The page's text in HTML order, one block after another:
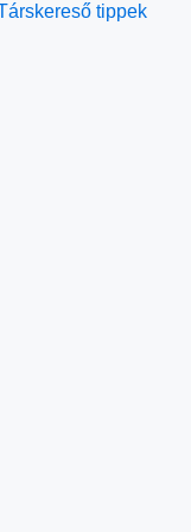
tippek